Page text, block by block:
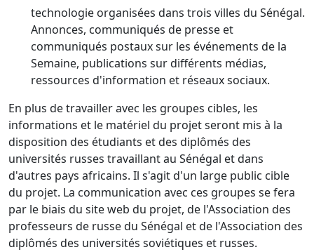
technologie organisées dans trois villes du Sénégal.
Annonces, communiqués de presse et
communiqués postaux sur les événements de la
Semaine, publications sur différents médias,
ressources d'information et réseaux sociaux.
En plus de travailler avec les groupes cibles, les
informations et le matériel du projet seront mis à la
disposition des étudiants et des diplômés des
universités russes travaillant au Sénégal et dans
d'autres pays africains. Il s'agit d'un large public cible
du projet. La communication avec ces groupes se fera
par le biais du site web du projet, de l'Association des
professeurs de russe du Sénégal et de l'Association des
diplômés des universités soviétiques et russes.